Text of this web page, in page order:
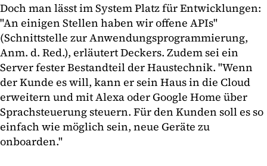
Doch man lässt im System Platz für Entwicklungen:
"An einigen Stellen haben wir offene APIs"
(Schnittstelle zur Anwendungsprogrammierung,
Anm. d. Red.), erläutert Deckers. Zudem sei ein
Server fester Bestandteil der Haustechnik. "Wenn
der Kunde es will, kann er sein Haus in die Cloud
erweitern und mit Alexa oder Google Home über
Sprachsteuerung steuern. Für den Kunden soll es so
einfach wie möglich sein, neue Geräte zu
onboarden."